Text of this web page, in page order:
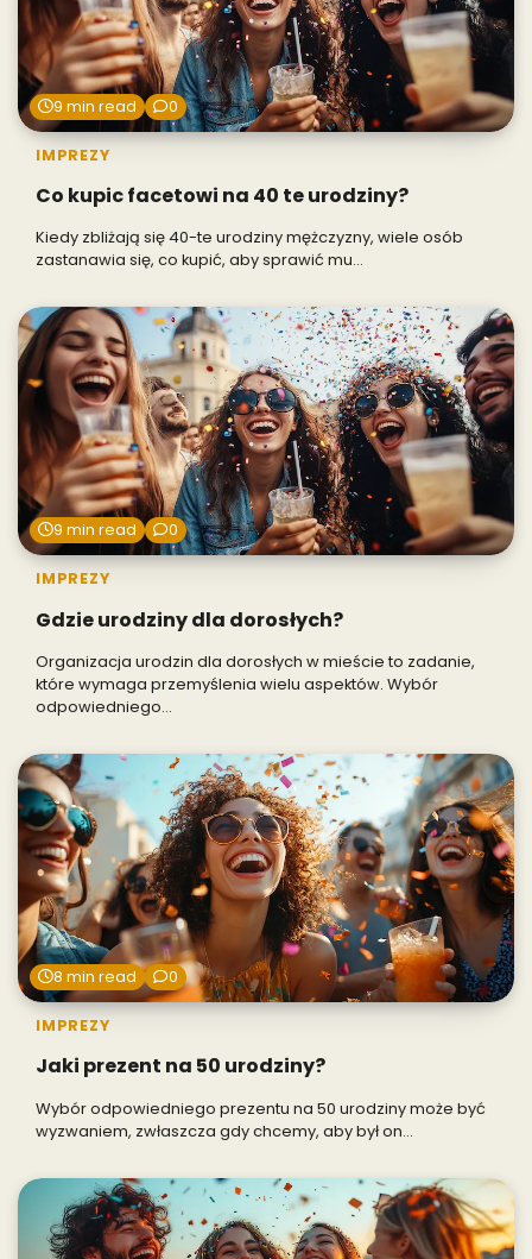
9 min read 0
IMPREZY
Co kupic facetowi na 40 te urodziny?
Kiedy zbliżają się 40-te urodziny mężczyzny, wiele osób
zastanawia się, co kupić, aby sprawić mu…
9 min read 0
IMPREZY
Gdzie urodziny dla dorosłych?
Organizacja urodzin dla dorosłych w mieście to zadanie,
które wymaga przemyślenia wielu aspektów. Wybór
odpowiedniego…
8 min read 0
IMPREZY
Jaki prezent na 50 urodziny?
Wybór odpowiedniego prezentu na 50 urodziny może być
wyzwaniem, zwłaszcza gdy chcemy, aby był on…